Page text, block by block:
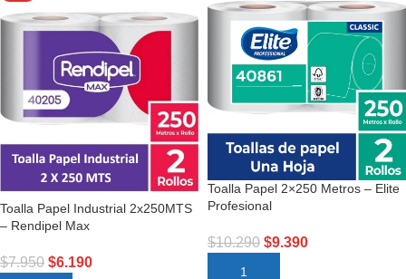
Toalla Papel Industrial 2x250MTS
– Rendipel Max
$7.950 $6.190
Toalla Papel 2×250 Metros – Elite
Profesional
$10.290 $9.390
AÑADIR AL CARRITO